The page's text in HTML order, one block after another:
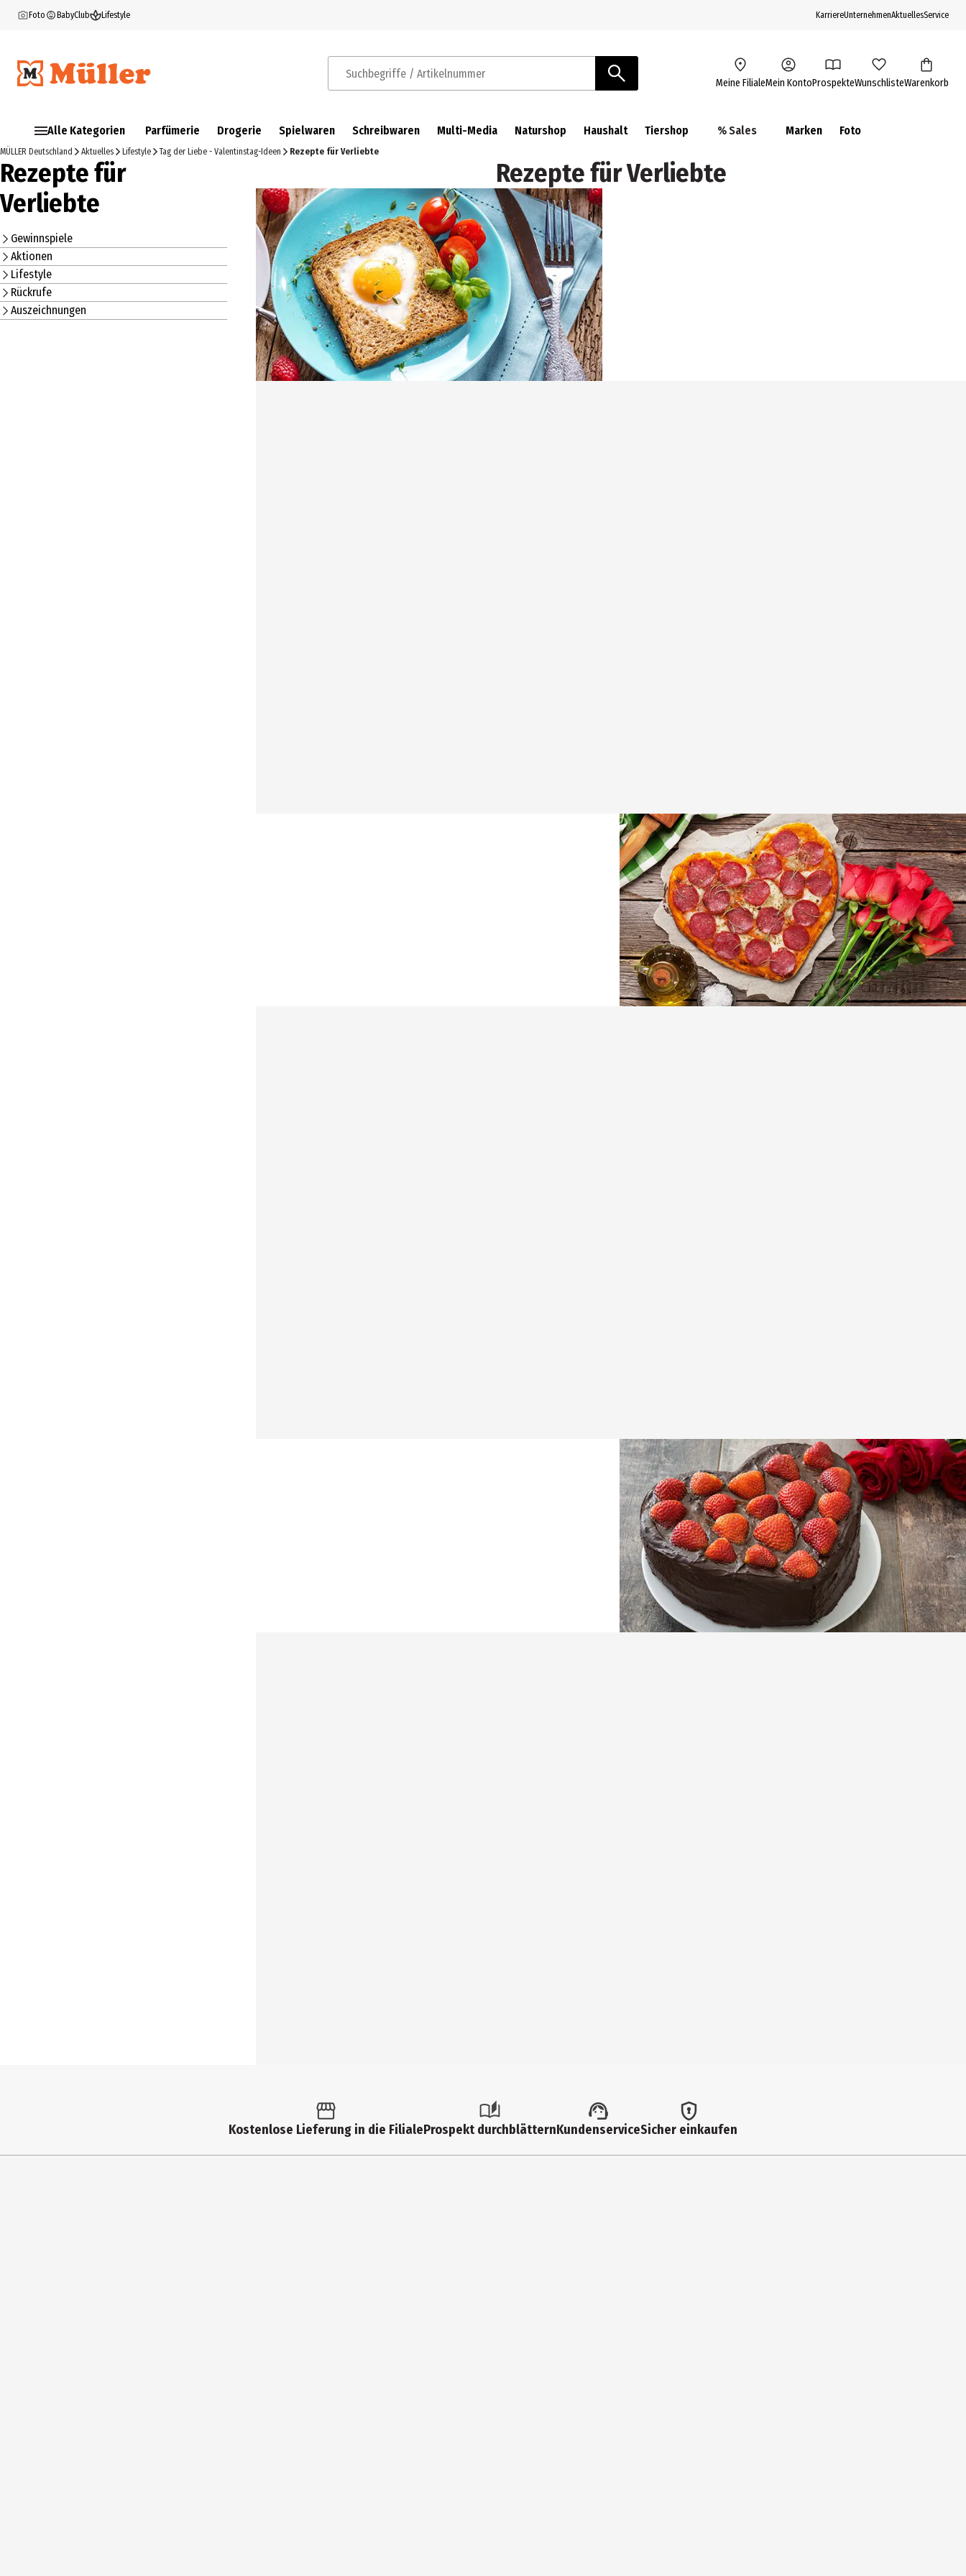
Foto BabyClub Lifestyle KarriereUnternehmenAktuellesService
Suchbegriffe / Artikelnummer Meine FilialeMein KontoProspekteWunschlisteWarenkorb
Alle Kategorien Parfümerie Drogerie Spielwaren Schreibwaren Multi-Media Naturshop Haushalt Tiershop % Sales Marken Foto
MÜLLER Deutschland Aktuelles Lifestyle Tag der Liebe - Valentinstag-Ideen Rezepte für Verliebte
Rezepte für
Verliebte
Gewinnspiele
Aktionen
Lifestyle
Rückrufe
Auszeichnungen
Rezepte für Verliebte
Kostenlose Lieferung in die FilialeProspekt durchblätternKundenserviceSicher einkaufen